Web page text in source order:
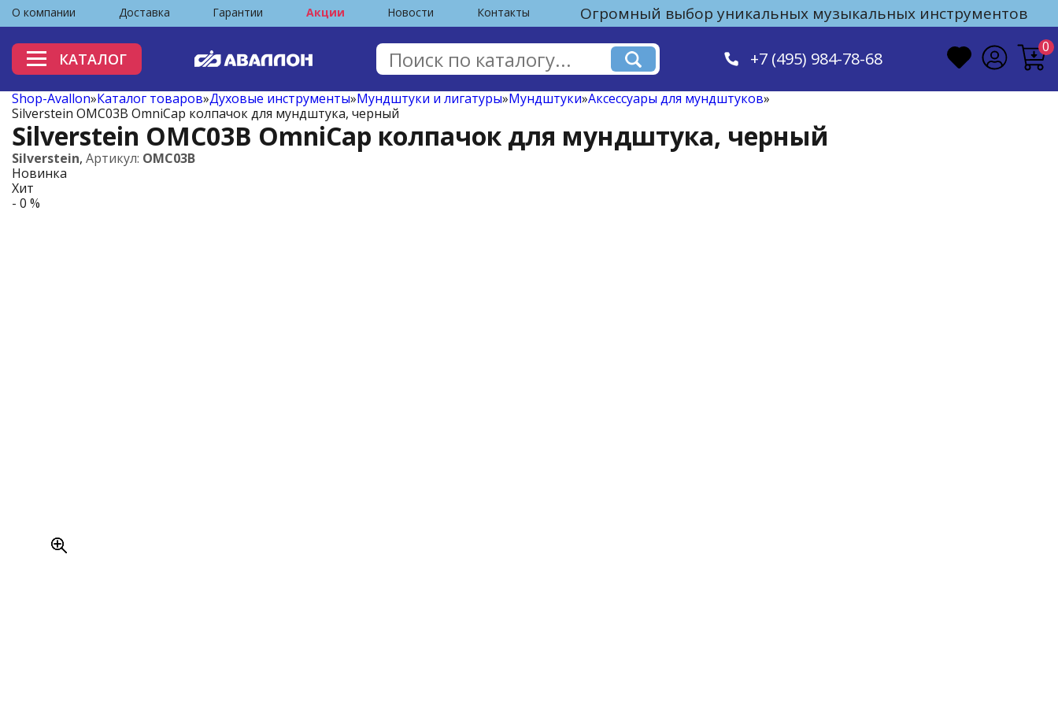
О компании Доставка Гарантии Акции Новости Контакты Огромный выбор уникальных музыкальных инструментов
КАТАЛОГ +7 (495) 984-78-68
0
Shop-Avallon»Каталог товаров»Духовые инструменты»Мундштуки и лигатуры»Мундштуки»Аксессуары для мундштуков»
Silverstein OMC03B OmniCap колпачок для мундштука, черный
Silverstein OMC03B OmniCap колпачок для мундштука, черный
Silverstein, Артикул: OMC03B
Новинка
Хит
- 0 %